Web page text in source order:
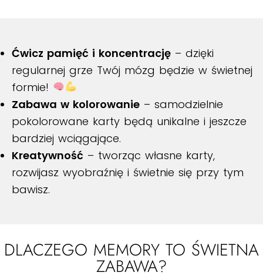
Ćwicz pamięć i koncentrację – dzięki
regularnej grze Twój mózg będzie w świetnej
formie!
Zabawa w kolorowanie – samodzielnie
pokolorowane karty będą unikalne i jeszcze
bardziej wciągające.
Kreatywność – tworząc własne karty,
rozwijasz wyobraźnię i świetnie się przy tym
bawisz.
DLACZEGO MEMORY TO ŚWIETNA
ZABAWA?